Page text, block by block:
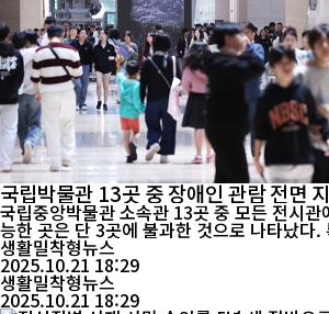
국립박물관 13곳 중 장애인 관람 전면
국립중앙박물관 소속관 13곳 중 모든 전시관
능한 곳은 단 3곳에 불과한 것으로 나타났다.
한 시설에 편중돼 있어 청각·발달장애인을 위
미비한 수준이다. 국회 문화체육관광위원회 소속 손솔 의원이 국립
중앙박물관으로부터 제출받은 ‘국립중앙박물
관람 지원 현황(2025년 10월 기준)’ 자료를 분
생활밀착형뉴스
2025.10.21 18:29
생활밀착형뉴스
2025.10.21 18:29